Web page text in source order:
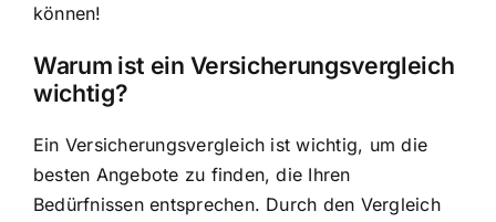
können!
Warum ist ein Versicherungsvergleich
wichtig?
Ein Versicherungsvergleich ist wichtig, um die
besten Angebote zu finden, die Ihren
Bedürfnissen entsprechen. Durch den Vergleich